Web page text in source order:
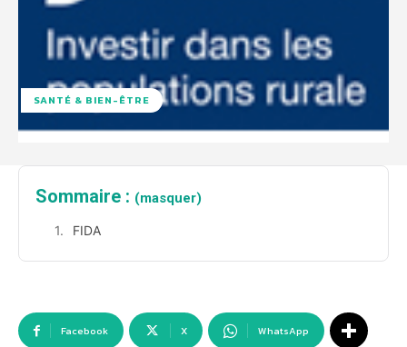
SANTÉ & BIEN-ÊTRE
Sommaire : (masquer)
FIDA
Facebook X WhatsApp